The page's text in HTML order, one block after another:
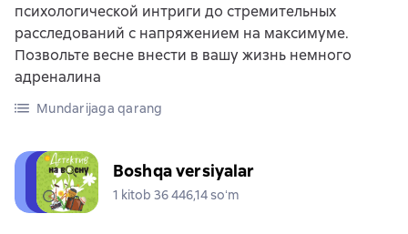
психологической интриги до стремительных
расследований с напряжением на максимуме.
Позвольте весне внести в вашу жизнь немного
адреналина
Mundarijaga qarang
Boshqa versiyalar
1 kitob 36 446,14 soʻm